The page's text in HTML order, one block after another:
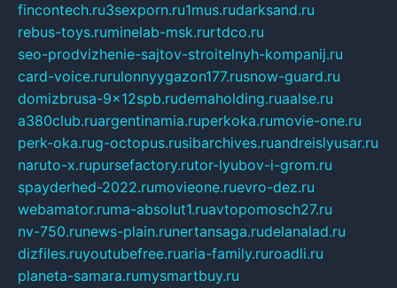
fincontech.ru3sexporn.ru1mus.rudarksand.ru
rebus-toys.ruminelab-msk.rurtdco.ru
seo-prodvizhenie-sajtov-stroitelnyh-kompanij.ru
card-voice.rurulonnyygazon177.rusnow-guard.ru
domizbrusa-9x12spb.rudemaholding.ruaalse.ru
a380club.ruargentinamia.ruperkoka.rumovie-one.ru
perk-oka.rug-octopus.rusibarchives.ruandreislyusar.ru
naruto-x.rupursefactory.rutor-lyubov-i-grom.ru
spayderhed-2022.rumovieone.ruevro-dez.ru
webamator.ruma-absolut1.ruavtopomosch27.ru
nv-750.runews-plain.runertansaga.rudelanalad.ru
dizfiles.ruyoutubefree.ruaria-family.ruroadli.ru
planeta-samara.rumysmartbuy.ru